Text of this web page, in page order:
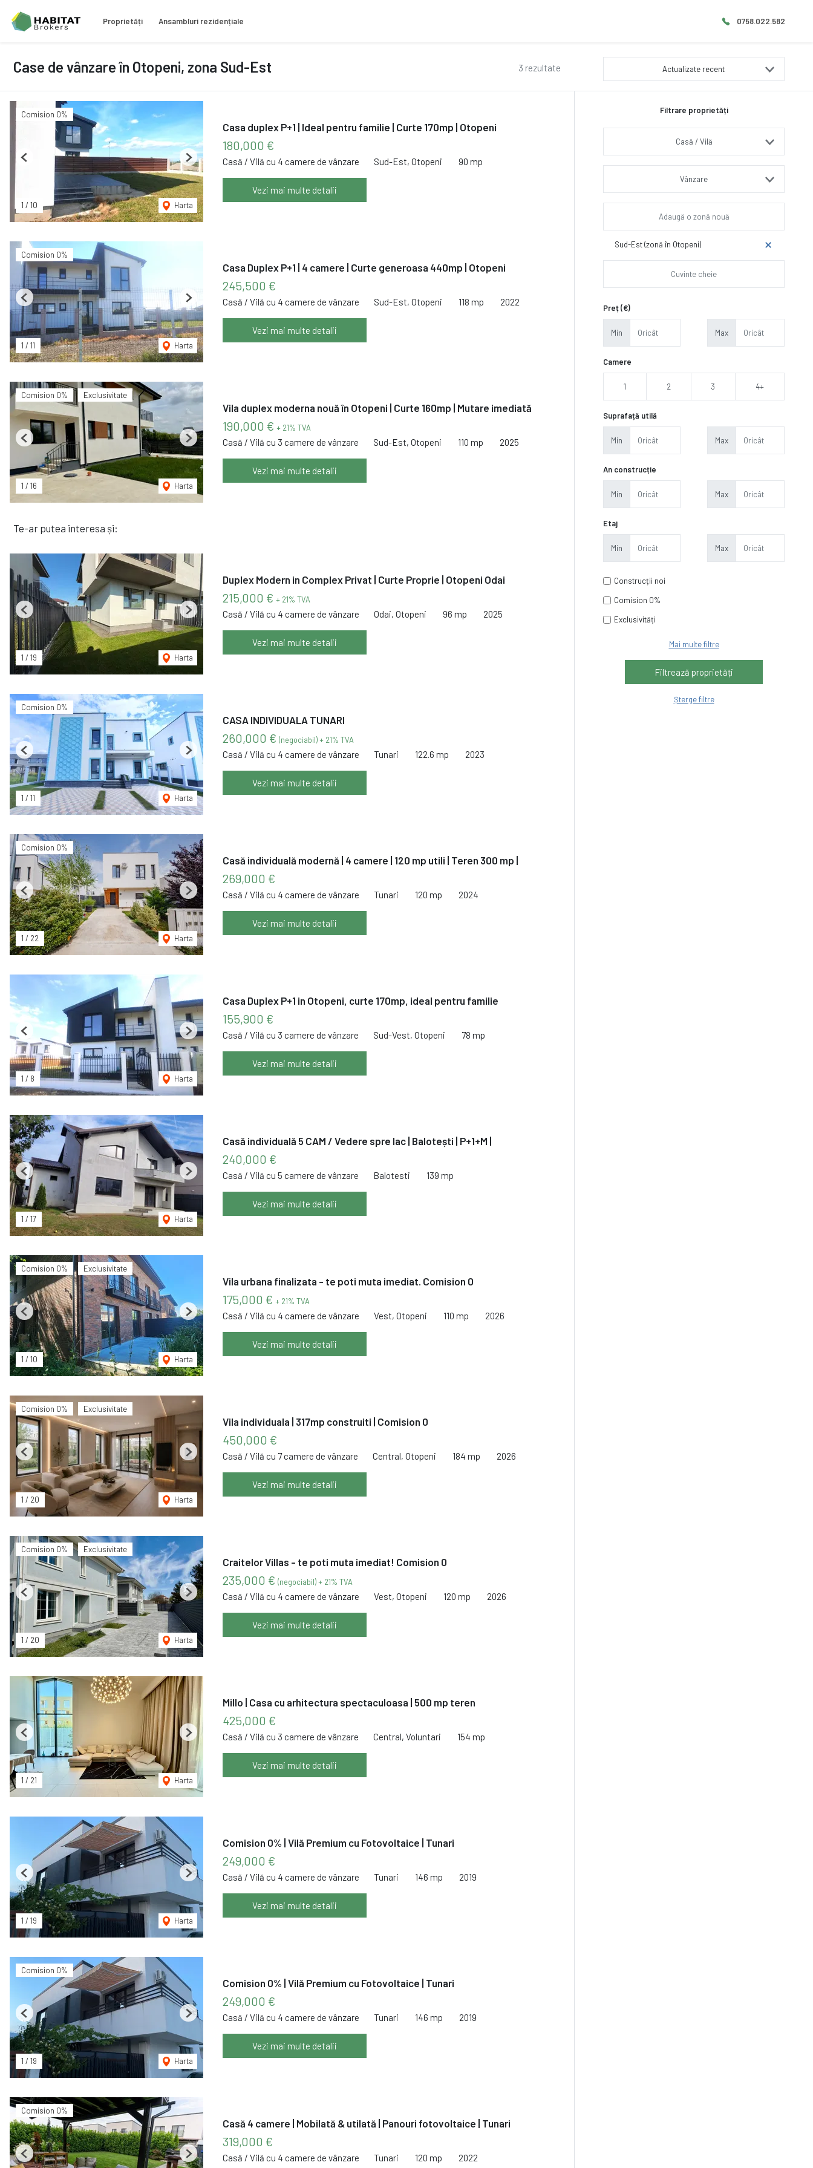
Proprietăți Ansambluri rezidențiale 0758.022.582
3 rezultate
Case de vânzare în Otopeni, zona Sud-Est Actualizate recent
Comision 0%
1 / 10 Harta
Previous Next
Casa duplex P+1 | Ideal pentru familie | Curte 170mp | Otopeni
180,000 €
Casă / Vilă cu 4 camere de vânzare Sud-Est, Otopeni 90 mp
Vezi mai multe detalii
Comision 0%
1 / 11 Harta
Previous Next
Casa Duplex P+1 | 4 camere | Curte generoasa 440mp | Otopeni
245,500 €
Casă / Vilă cu 4 camere de vânzare Sud-Est, Otopeni 118 mp 2022
Vezi mai multe detalii
Comision 0% Exclusivitate
1 / 16 Harta
Previous Next
Vila duplex moderna nouă în Otopeni | Curte 160mp | Mutare imediată
190,000 € + 21% TVA
Casă / Vilă cu 3 camere de vânzare Sud-Est, Otopeni 110 mp 2025
Vezi mai multe detalii
Te-ar putea interesa și:
1 / 19 Harta
Previous Next
Duplex Modern in Complex Privat | Curte Proprie | Otopeni Odai
215,000 € + 21% TVA
Casă / Vilă cu 4 camere de vânzare Odai, Otopeni 96 mp 2025
Vezi mai multe detalii
Comision 0%
1 / 11 Harta
Previous Next
CASA INDIVIDUALA TUNARI
260,000 € (negociabil) + 21% TVA
Casă / Vilă cu 4 camere de vânzare Tunari 122.6 mp 2023
Vezi mai multe detalii
Comision 0%
1 / 22 Harta
Previous Next
Casă individuală modernă | 4 camere | 120 mp utili | Teren 300 mp |
269,000 €
Casă / Vilă cu 4 camere de vânzare Tunari 120 mp 2024
Vezi mai multe detalii
1 / 8 Harta
Previous Next
Casa Duplex P+1 in Otopeni, curte 170mp, ideal pentru familie
155,900 €
Casă / Vilă cu 3 camere de vânzare Sud-Vest, Otopeni 78 mp
Vezi mai multe detalii
1 / 17 Harta
Previous Next
Casă individuală 5 CAM / Vedere spre lac | Balotești | P+1+M |
240,000 €
Casă / Vilă cu 5 camere de vânzare Balotesti 139 mp
Vezi mai multe detalii
Comision 0% Exclusivitate
1 / 10 Harta
Previous Next
Vila urbana finalizata - te poti muta imediat. Comision 0
175,000 € + 21% TVA
Casă / Vilă cu 4 camere de vânzare Vest, Otopeni 110 mp 2026
Vezi mai multe detalii
Comision 0% Exclusivitate
1 / 20 Harta
Previous Next
Vila individuala | 317mp construiti | Comision 0
450,000 €
Casă / Vilă cu 7 camere de vânzare Central, Otopeni 184 mp 2026
Vezi mai multe detalii
Comision 0% Exclusivitate
1 / 20 Harta
Previous Next
Craitelor Villas - te poti muta imediat! Comision 0
235,000 € (negociabil) + 21% TVA
Casă / Vilă cu 4 camere de vânzare Vest, Otopeni 120 mp 2026
Vezi mai multe detalii
1 / 21 Harta
Previous Next
Millo | Casa cu arhitectura spectaculoasa | 500 mp teren
425,000 €
Casă / Vilă cu 3 camere de vânzare Central, Voluntari 154 mp
Vezi mai multe detalii
1 / 19 Harta
Previous Next
Comision 0% | Vilă Premium cu Fotovoltaice | Tunari
249,000 €
Casă / Vilă cu 4 camere de vânzare Tunari 146 mp 2019
Vezi mai multe detalii
Comision 0%
1 / 19 Harta
Previous Next
Comision 0% | Vilă Premium cu Fotovoltaice | Tunari
249,000 €
Casă / Vilă cu 4 camere de vânzare Tunari 146 mp 2019
Vezi mai multe detalii
Comision 0%
Previous Next
Casă 4 camere | Mobilată & utilată | Panouri fotovoltaice | Tunari
319,000 €
Casă / Vilă cu 4 camere de vânzare Tunari 120 mp 2022
Filtrare proprietăți
Casă / Vilă
Vânzare
Sud-Est (zonă în Otopeni)
Preț (€)
Min Max
Camere
1 2 3 4+
Suprafață utilă
Min Max
An construcție
Min Max
Etaj
Min Max
Construcții noi
Comision 0%
Exclusivități
Mai multe filtre
Șterge filtre